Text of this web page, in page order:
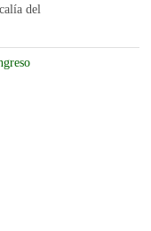
del